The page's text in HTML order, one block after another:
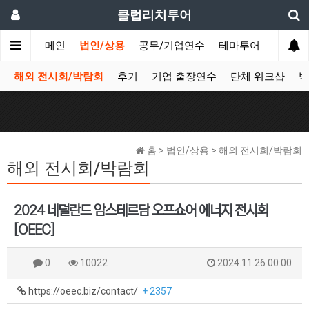
클럽리치투어
메인 법인/상용 공무/기업연수 테마투어 데이투
해외 전시회/박람회 후기 기업 출장연수 단체 워크샵
홈 > 법인/상용 > 해외 전시회/박람회
해외 전시회/박람회
2024 네덜란드 암스테르담 오프쇼어 에너지 전시회
[OEEC]
0 10022 2024.11.26 00:00
https://oeec.biz/contact/ + 2357